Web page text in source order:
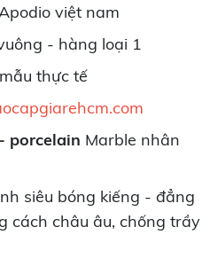
việt nam
- hàng loại 1
thực tế
porcelain Marble nhân
siêu bóng kiếng - đẳng
cách châu âu, chống trầy